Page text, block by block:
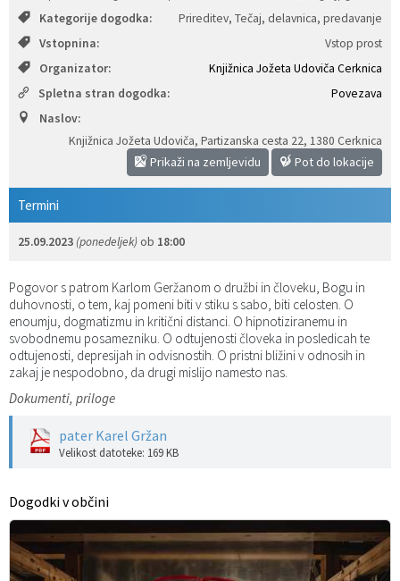
Kategorije dogodka:
Prireditev, Tečaj, delavnica, predavanje
Vstopnina:
Vstop prost
Organizator:
Knjižnica Jožeta Udoviča Cerknica
Spletna stran dogodka:
Povezava
Naslov:
Knjižnica Jožeta Udoviča, Partizanska cesta 22, 1380 Cerknica
Prikaži na zemljevidu Pot do lokacije
Termini
25.09.2023 (ponedeljek) ob 18:00
Pogovor s patrom Karlom Geržanom o družbi in človeku, Bogu in
duhovnosti, o tem, kaj pomeni biti v stiku s sabo, biti celosten. O
enoumju, dogmatizmu in kritični distanci. O hipnotiziranemu in
svobodnemu posamezniku. O odtujenosti človeka in posledicah te
odtujenosti, depresijah in odvisnostih. O pristni bližini v odnosih in
zakaj je nespodobno, da drugi mislijo namesto nas.
Dokumenti, priloge
pater Karel Gržan
Velikost datoteke: 169 KB
Dogodki v občini
Katalog informacij javnega značaja
Vizitka občine
Predsedniki političnih strank
Svet za preventivo in vzgojo v cestnem prometu
Služba za okolje in prostor
Služba za stanovanjsko dejavnost
Služba za civilno zaščito
Služba za družbene dejavnosti
Služba za gospodarstvo, turizem in kmetijstvo
Služba za šport
Služba za krajevne skupnosti
Občinski predpisi
Strategije in koncepti
Proračuni občine